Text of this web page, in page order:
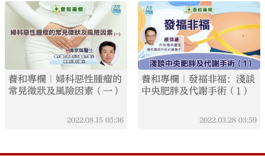
養和專欄｜婦科惡性腫瘤的
常見徵狀及風險因素（一）
2022.08.15 05:36
養和專欄｜發福非福：淺談
中央肥胖及代謝手術（1）
2022.03.28 03:59